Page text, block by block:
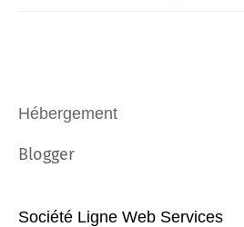
Hébergement
Blogger
Société Ligne Web Services